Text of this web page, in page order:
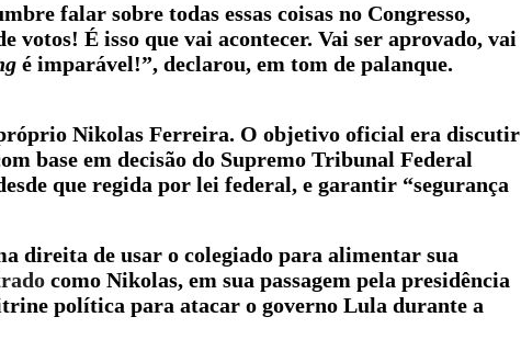
falar sobre todas essas coisas no Congresso,
votos! É isso que vai acontecer. Vai ser aprovado, vai
é imparável!”, declarou, em tom de palanque.
Nikolas Ferreira. O objetivo oficial era discutir
base em decisão do Supremo Tribunal Federal
que regida por lei federal, e garantir “segurança
direita de usar o colegiado para alimentar sua
como Nikolas, em sua passagem pela presidência
política para atacar o governo Lula durante a